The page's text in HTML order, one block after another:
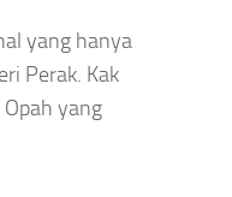
yang hanya
Perak. Kak
yang